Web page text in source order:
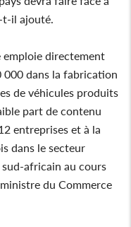
t-il ajouté.
directement
000 dans la fabrication
de véhicules produits
part de contenu
entreprises et à la
dans le secteur
africain au cours
du Commerce